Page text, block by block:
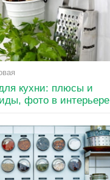
кухни: плюсы и
фото в интерьере